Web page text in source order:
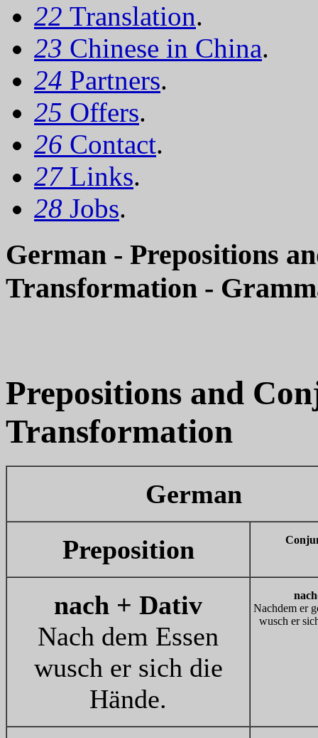
22 Translation.
23 Chinese in China.
24 Partners.
25 Offers.
26 Contact.
27 Links.
28 Jobs.
German - Prepositions
Transformation -
Prepositions and
Transformation
German
Preposition C
nach + Dativ
Nach dem Essen
wusch er sich die
Hände.
Nachdem er
wusch er